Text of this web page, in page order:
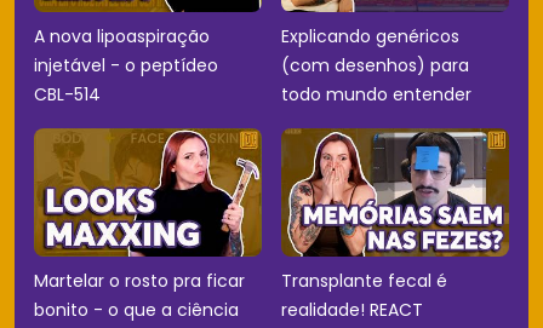
A nova lipoaspiração
injetável - o peptídeo
CBL-514
Explicando genéricos
(com desenhos) para
todo mundo entender
Martelar o rosto pra ficar
bonito - o que a ciência
Transplante fecal é
realidade! REACT